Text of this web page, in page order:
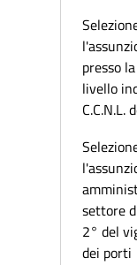
presso
livello
settore
2° del
dei porti